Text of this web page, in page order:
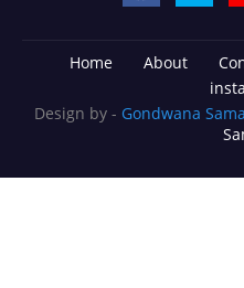
Home About
Design by - Gondwana